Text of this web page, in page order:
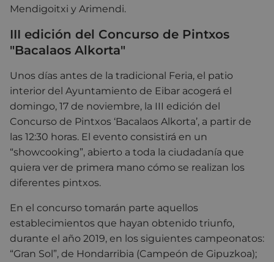
Mendigoitxi y Arimendi.
III edición del Concurso de Pintxos
"Bacalaos Alkorta"
Unos días antes de la tradicional Feria, el patio
interior del Ayuntamiento de Eibar acogerá el
domingo, 17 de noviembre, la III edición del
Concurso de Pintxos ‘Bacalaos Alkorta’, a partir de
las 12:30 horas. El evento consistirá en un
“showcooking”, abierto a toda la ciudadanía que
quiera ver de primera mano cómo se realizan los
diferentes pintxos.
En el concurso tomarán parte aquellos
establecimientos que hayan obtenido triunfo,
durante el año 2019, en los siguientes campeonatos:
“Gran Sol”, de Hondarribia (Campeón de Gipuzkoa);